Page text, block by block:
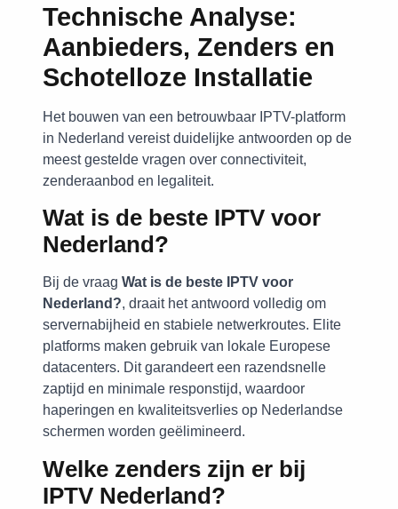
Technische Analyse:
Aanbieders, Zenders en
Schotelloze Installatie
Het bouwen van een betrouwbaar IPTV-platform
in Nederland vereist duidelijke antwoorden op de
meest gestelde vragen over connectiviteit,
zenderaanbod en legaliteit.
Wat is de beste IPTV voor
Nederland?
Bij de vraag Wat is de beste IPTV voor
Nederland?, draait het antwoord volledig om
servernabijheid en stabiele netwerkroutes. Elite
platforms maken gebruik van lokale Europese
datacenters. Dit garandeert een razendsnelle
zaptijd en minimale responstijd, waardoor
haperingen en kwaliteitsverlies op Nederlandse
schermen worden geëlimineerd.
Welke zenders zijn er bij
IPTV Nederland?